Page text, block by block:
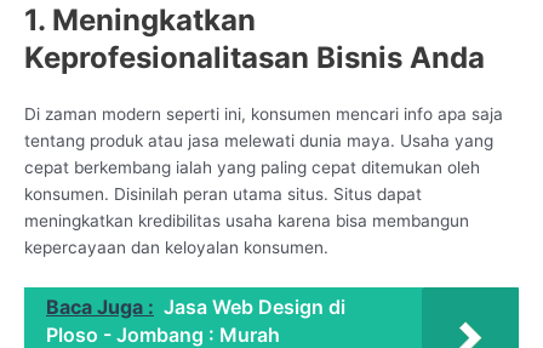
1. Meningkatkan
Keprofesionalitasan Bisnis Anda
Di zaman modern seperti ini, konsumen mencari info apa saja
tentang produk atau jasa melewati dunia maya. Usaha yang
cepat berkembang ialah yang paling cepat ditemukan oleh
konsumen. Disinilah peran utama situs. Situs dapat
meningkatkan kredibilitas usaha karena bisa membangun
kepercayaan dan keloyalan konsumen.
Baca Juga : Jasa Web Design di
Ploso - Jombang : Murah